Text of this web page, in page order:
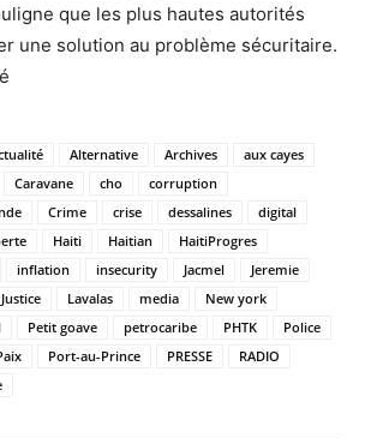
que les plus hautes autorités
une solution au problème sécuritaire.
Alternative Archives
aux cayes
Caravane cho
corruption
Crime crise dessalines
digital
Haiti Haitian
HaitiProgres
inflation insecurity Jacmel
Jeremie
Justice Lavalas media
New york
Petit goave petrocaribe PHTK
Police
Port-au-Prince PRESSE
RADIO